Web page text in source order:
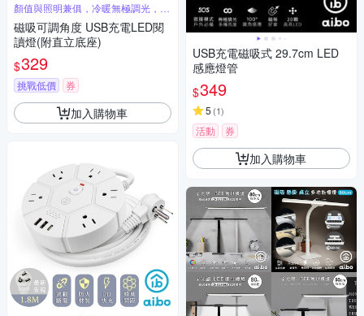
顏值與照明兼俱，冷暖無極調光，磁
吸易拆
磁吸可調角度 USB充電LED閱
讀燈(附直立底座)
$329
挑戰低價 券
加入購物車
USB充電磁吸式 29.7cm LED
感應燈管
$349
5 (1)
活動 券
加入購物車